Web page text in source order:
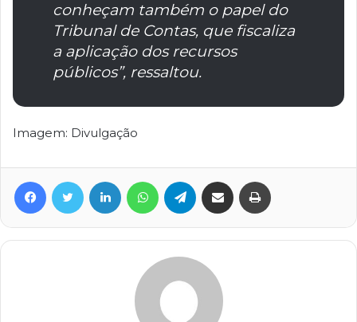
conheçam também o papel do
Tribunal de Contas, que fiscaliza
a aplicação dos recursos
públicos”, ressaltou.
Imagem: Divulgação
FacebookTwitter Linkedin WhatsAppTelegramCompartilhar via e-mail